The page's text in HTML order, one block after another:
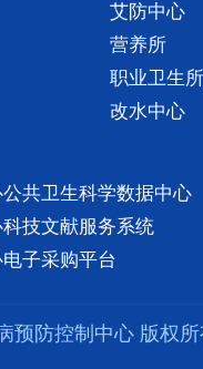
艾防中心
营养所
职业卫生所
改水中心
共卫生科学数据中心
技文献服务系统
子采购平台
预防控制中心 版权